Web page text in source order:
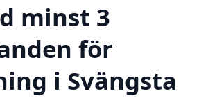
minst 3
för
i Svängsta